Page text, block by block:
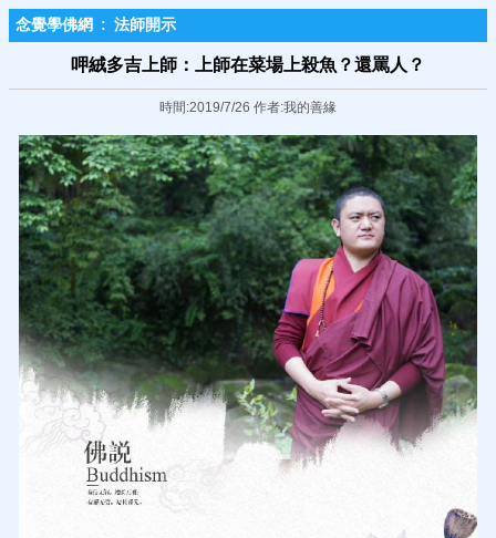
念覺學佛網 : 法師開示
呷絨多吉上師：上師在菜場上殺魚？還罵人？
時間:2019/7/26 作者:我的善緣